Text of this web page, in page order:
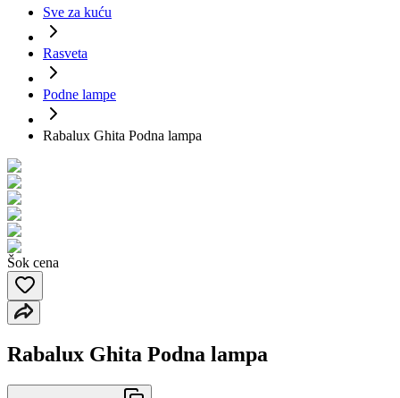
Sve za kuću
Rasveta
Podne lampe
Rabalux Ghita Podna lampa
Šok cena
Rabalux Ghita Podna lampa